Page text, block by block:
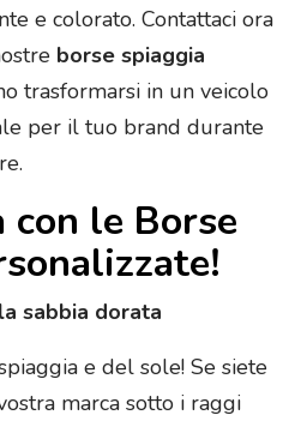
e colorato. Contattaci ora
borse spiaggia
trasformarsi in un veicolo
per il tuo brand durante
le Borse
sabbia dorata
e del sole! Se siete
marca sotto i raggi